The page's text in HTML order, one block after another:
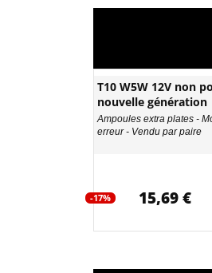
T10 W5W 12V non
nouvelle génération
Ampoules extra plates -
erreur - Vendu par paire
-17% 15,69 €